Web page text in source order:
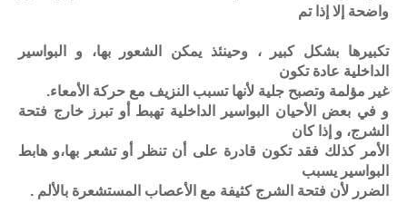
واضحة إلا إذا تم
تكبيرها بشكل كبير ، وحينئذ يمكن الشعور بها، و البواسير
الداخلية عادة تكون
غير مؤلمة وتصبح جلية لأنها تسبب النزيف مع حركة الأمعاء.
و في بعض الأحيان البواسير الداخلية تهبط أو تبرز خارج فتحة
الشرج، و إذا كان
الأمر كذلك فقد تكون قادرة على أن تنظر أو تشعر بها،و هابط
البواسير يسبب
الضرر لأن فتحة الشرج كثيفة مع الأعصاب المستشعرة بالألم .